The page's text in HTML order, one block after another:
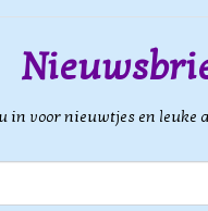
in voor nieuwtjes en leuke